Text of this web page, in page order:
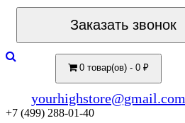
Заказать звонок
0 товар(ов) - 0 ₽
yourhighstore@gmail.com
+7 (499) 288-01-40